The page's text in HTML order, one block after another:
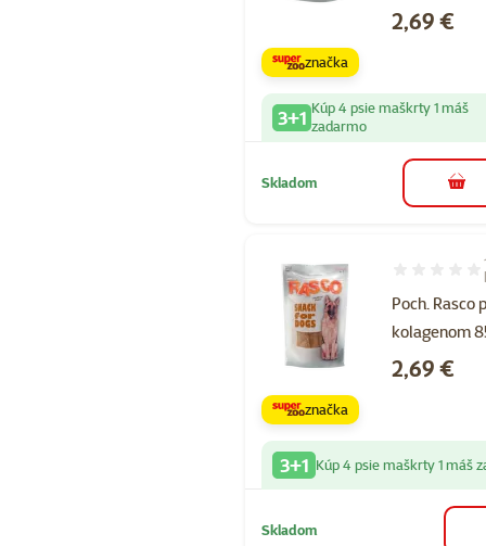
Cena
2,69 €
značka
3+1 Kúp 4 psie maškrty 1 máš
zadarmo
Skladom do
Poch. Rasco
kolagenom
Hodnotenie
Cena
2,69 €
značka
3+1 Kúp 4 psie maškrty 1 máš
Skladom